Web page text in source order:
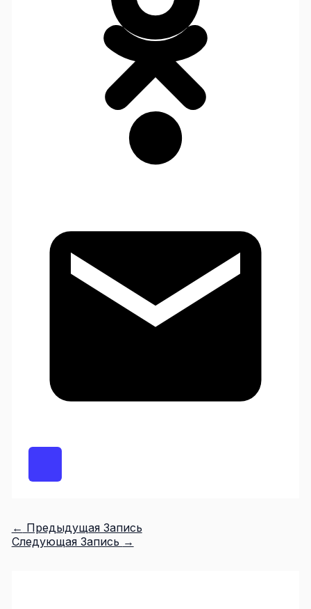
← Предыдущая Запись
Следующая Запись →